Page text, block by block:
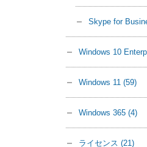
Skype for
Windows 10
Windows 11 (59)
Windows 365 (4)
ライセンス (21)